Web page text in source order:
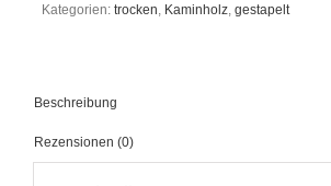
Kategorien: trocken, Kaminholz, gestapelt
Beschreibung
Rezensionen (0)